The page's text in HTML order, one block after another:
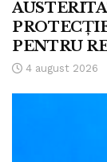
PENTRU
4 august 2026